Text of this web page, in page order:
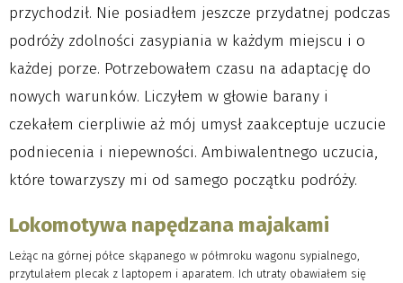
przychodził. Nie posiadłem jeszcze przydatnej podczas
podróży zdolności zasypiania w każdym miejscu i o
każdej porze. Potrzebowałem czasu na adaptację do
nowych warunków. Liczyłem w głowie barany i
czekałem cierpliwie aż mój umysł zaakceptuje uczucie
podniecenia i niepewności. Ambiwalentnego uczucia,
które towarzyszy mi od samego początku podróży.
Lokomotywa napędzana majakami
Leżąc na górnej półce skąpanego w półmroku wagonu sypialnego,
przytulałem plecak z laptopem i aparatem. Ich utraty obawiałem się